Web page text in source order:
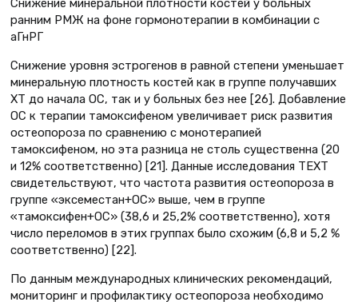
Снижение минеральной плотности костей у больных
ранним РМЖ на фоне гормонотерапии в комбинации с
аГнРГ
Снижение уровня эстрогенов в равной степени уменьшает
минеральную плотность костей как в группе получавших
ХТ до начала ОС, так и у больных без нее [26]. Добавление
ОС к терапии тамоксифеном увеличивает риск развития
остеопороза по сравнению с монотерапией
тамоксифеном, но эта разница не столь существенна (20
и 12% соответственно) [21]. Данные исследования TEXT
свидетельствуют, что частота развития остеопороза в
группе «эксеместан+ОС» выше, чем в группе
«тамоксифен+ОС» (38,6 и 25,2% соответственно), хотя
число переломов в этих группах было схожим (6,8 и 5,2 %
соответственно) [22].
По данным международных клинических рекомендаций,
мониторинг и профилактику остеопороза необходимо